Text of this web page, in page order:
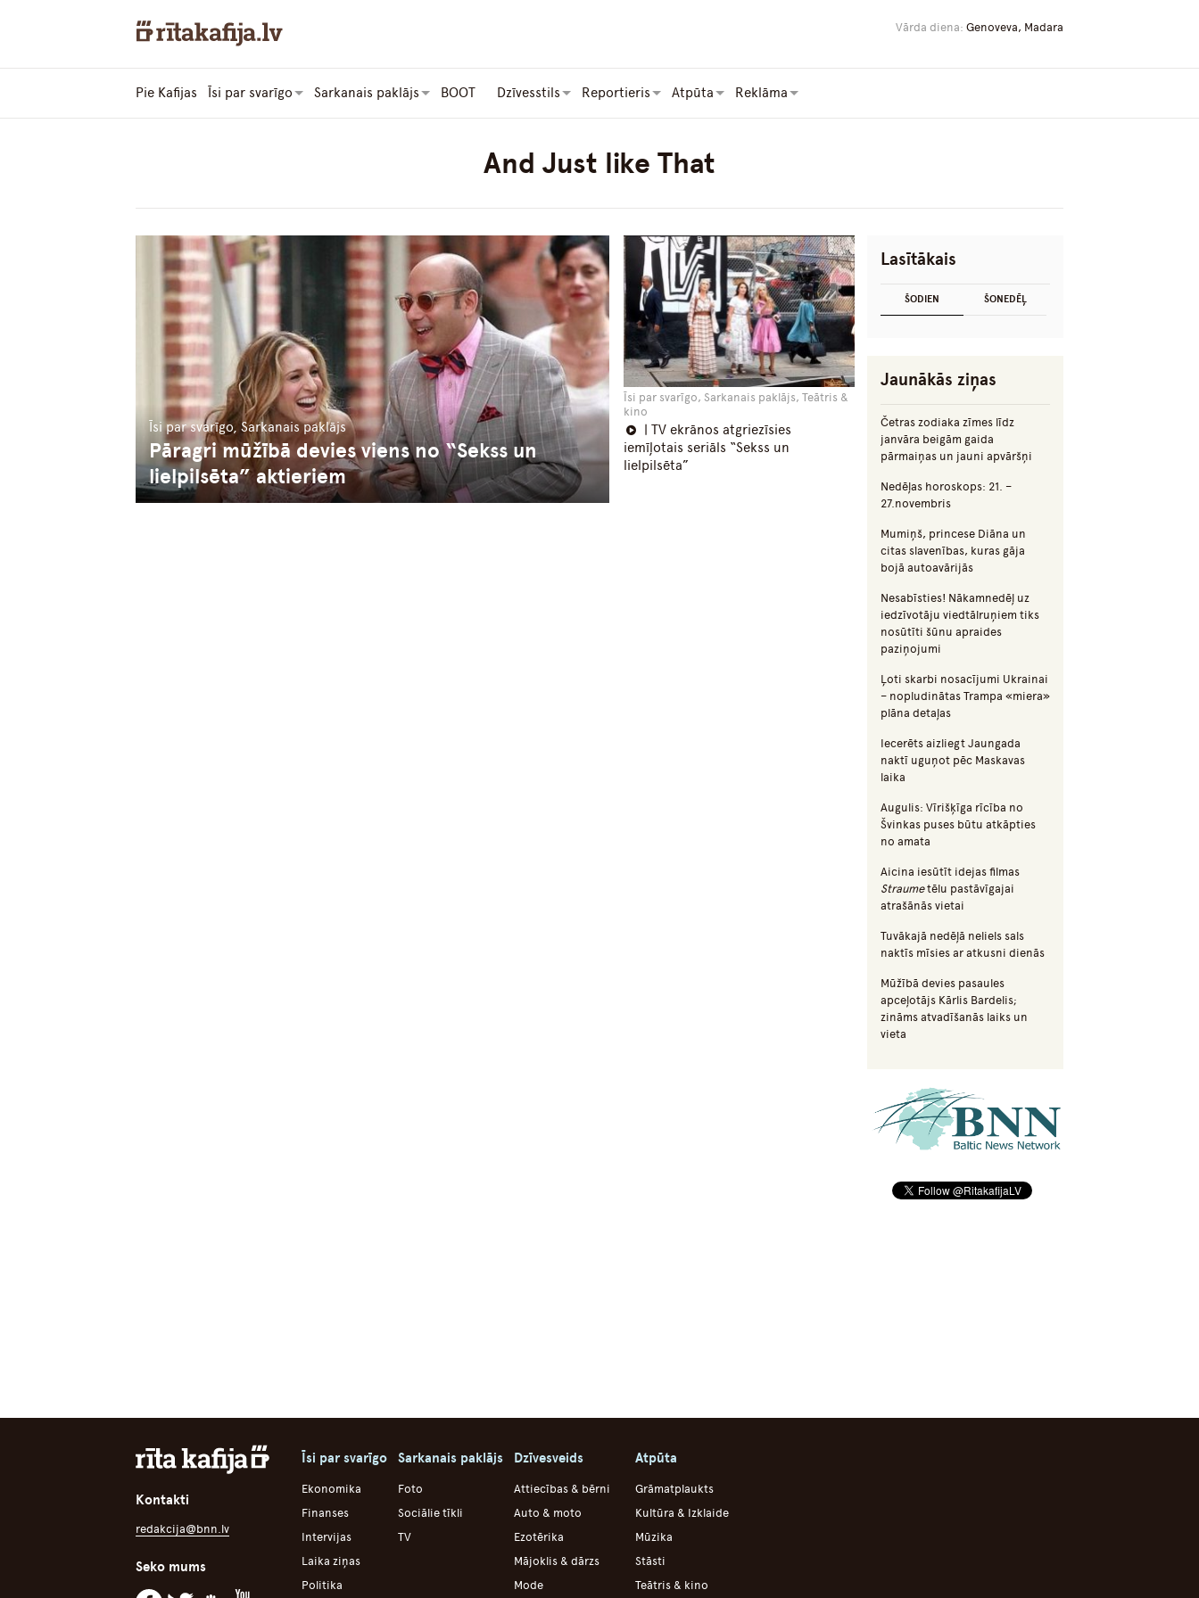
Vārda diena: Genoveva, Madara
Pie Kafijas Īsi par svarīgo Sarkanais paklājs BOOT Dzīvesstils Reportieris Atpūta Reklāma
And Just like That
Īsi par svarīgo, Sarkanais paklājs
Pāragri mūžībā devies viens no “Sekss un
lielpilsēta” aktieriem
Īsi par svarīgo, Sarkanais paklājs, Teātris &
kino
| TV ekrānos atgriezīsies
iemīļotais seriāls “Sekss un
lielpilsēta”
Lasītākais
ŠODIEN ŠONEDĒĻ
Jaunākās ziņas
Četras zodiaka zīmes līdz
janvāra beigām gaida
pārmaiņas un jauni apvāršņi
Nedēļas horoskops: 21. –
27.novembris
Mumiņš, princese Diāna un
citas slavenības, kuras gāja
bojā autoavārijās
Nesabīsties! Nākamnedēļ uz
iedzīvotāju viedtālruņiem tiks
nosūtīti šūnu apraides
paziņojumi
Ļoti skarbi nosacījumi Ukrainai
– nopludinātas Trampa «miera»
plāna detaļas
Iecerēts aizliegt Jaungada
naktī uguņot pēc Maskavas
laika
Augulis: Vīrišķīga rīcība no
Švinkas puses būtu atkāpties
no amata
Aicina iesūtīt idejas filmas
Straumetēlu pastāvīgajai
atrašānās vietai
Tuvākajā nedēļā neliels sals
naktīs mīsies ar atkusni dienās
Mūžībā devies pasaules
apceļotājs Kārlis Bardelis;
zināms atvadīšanās laiks un
vieta
Kontakti
redakcija@bnn.lv
Seko mums
Īsi par svarīgo
Ekonomika
Finanses
Intervijas
Laika ziņas
Politika
Sarkanais paklājs
Foto
Sociālie tīkli
TV
Dzīvesveids
Attiecības & bērni
Auto & moto
Ezotērika
Mājoklis & dārzs
Mode
Atpūta
Grāmatplaukts
Kultūra & Izklaide
Mūzika
Stāsti
Teātris & kino